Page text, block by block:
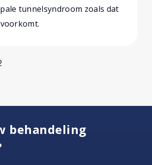
tunnelsyndroom zoals dat
behandeling